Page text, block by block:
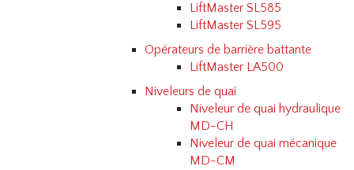
LiftMaster SL585
LiftMaster SL595
Opérateurs de barrière battante
LiftMaster LA500
Niveleurs de quai
Niveleur de quai hydraulique
MD-CH
Niveleur de quai mécanique
MD-CM